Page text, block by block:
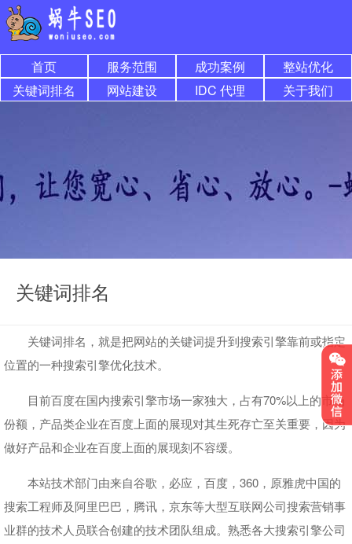
首页 服务范围 成功案例
整站优化
关键词排名
网站建设 IDC 代理 关于我们
关键词排名
关键词排名，就是把网站的关键词提升到搜索引擎靠前或指定
位置的一种搜索引擎优化技术。
目前百度在国内搜索引擎市场一家独大，占有70%以上的市场
份额，产品类企业在百度上面的展现对其生死存亡至关重要，因为
做好产品和企业在百度上面的展现刻不容缓。
本站技术部门由来自谷歌，必应，百度，360，原雅虎中国的
搜索工程师及阿里巴巴，腾讯，京东等大型互联网公司搜索营销事
业群的技术人员联合创建的技术团队组成。熟悉各大搜索引擎公司